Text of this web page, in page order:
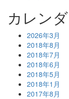
カレン
2026年3月
2018年8月
2018年7月
2018年6月
2018年5月
2018年1月
2017年8月